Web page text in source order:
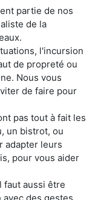
partie de nos
de la
l'incursion
de propreté ou
Nous vous
de faire pour
pas tout à fait les
un bistrot, ou
adapter leurs
pour vous aider
faut aussi être